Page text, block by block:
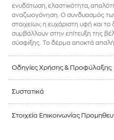
ενυδάτωση, ελαστικότητα,
αναζωογόνηση. Ο συνδυασμός
στοιχείων, η ευχάριστη υφή και το
συμβάλλουν στην επίτευξη της
σύσφιξης. Το δέρμα αποκτά απαλή
Οδηγίες Χρήσης & Προφύλαξης
Συστατικά
Στοιχεία Επικοινωνίας